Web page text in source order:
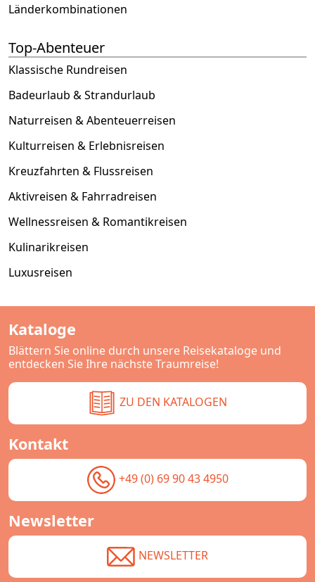
Länderkombinationen
Top-Abenteuer
Klassische Rundreisen
Badeurlaub & Strandurlaub
Naturreisen & Abenteuerreisen
Kulturreisen & Erlebnisreisen
Kreuzfahrten & Flussreisen
Aktivreisen & Fahrradreisen
Wellnessreisen & Romantikreisen
Kulinarikreisen
Luxusreisen
Kataloge
Blättern Sie online durch unsere Reisekataloge und
entdecken Sie Ihre nächste Traumreise!
ZU DEN KATALOGEN
Kontakt
+49 (0) 69 90 43 4950
Newsletter
NEWSLETTER